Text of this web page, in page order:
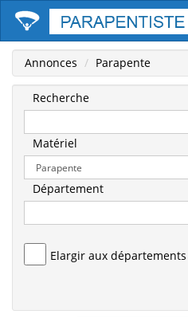
Annonces Parapente
Recherche
Matériel
Département
Elargir aux